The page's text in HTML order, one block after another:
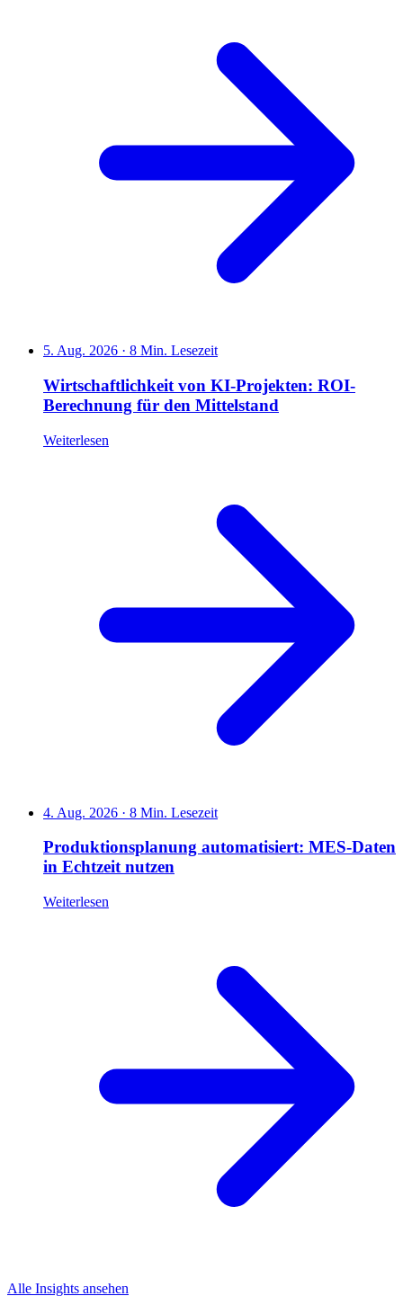
5. Aug. 2026 · 8 Min. Lesezeit
Wirtschaftlichkeit von KI-Projekten: ROI-
Berechnung für den Mittelstand
Weiterlesen
4. Aug. 2026 · 8 Min. Lesezeit
Produktionsplanung automatisiert: MES-Daten
in Echtzeit nutzen
Weiterlesen
Alle Insights ansehen